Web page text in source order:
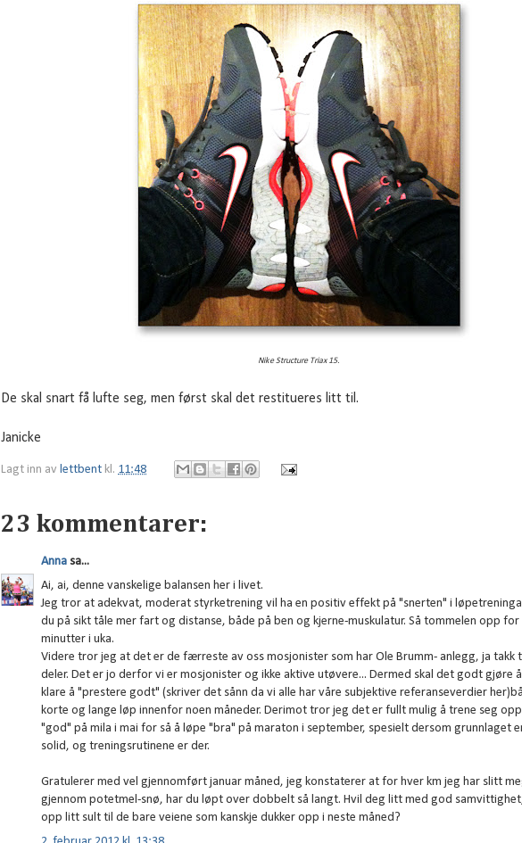
Nike Structure Triax 15.
De skal snart få lufte seg, men først skal det restitueres litt til.
Janicke
Lagt inn av lettbent kl. 11:48
23 kommentarer:
Anna sa...
Ai, ai, denne vanskelige balansen her i livet.
Jeg tror at adekvat, moderat styrketrening vil ha en positiv effekt på "snerten" i
du på sikt tåle mer fart og distanse, både på ben og kjerne-muskulatur. Så tommelen opp for
minutter i uka.
Videre tror jeg at det er de færreste av oss mosjonister som har Ole Brumm- anlegg, ja takk
deler. Det er jo derfor vi er mosjonister og ikke aktive utøvere... Dermed skal det godt gjøre
klare å "prestere godt" (skriver det sånn da vi alle har våre subjektive referanseverdier
korte og lange løp innenfor noen måneder. Derimot tror jeg det er fullt mulig å trene seg
"god" på mila i mai for så å løpe "bra" på maraton i september, spesielt dersom grunnlaget
solid, og treningsrutinene er der.
Gratulerer med vel gjennomført januar måned, jeg konstaterer at for hver km jeg har slitt
gjennom potetmel-snø, har du løpt over dobbelt så langt. Hvil deg litt med god
opp litt sult til de bare veiene som kanskje dukker opp i neste måned?